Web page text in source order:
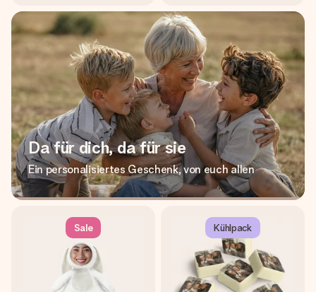
Da für dich, da für sie
Ein personalisiertes Geschenk, von euch allen
Sale Kühlpack